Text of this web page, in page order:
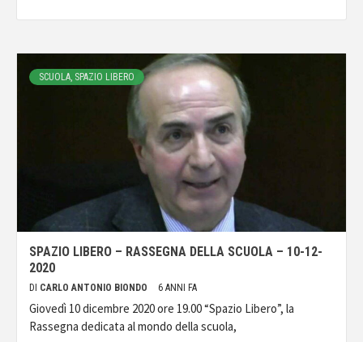
SCUOLA, SPAZIO LIBERO
SPAZIO LIBERO – RASSEGNA DELLA SCUOLA – 10-12-
2020
DI CARLO ANTONIO BIONDO 6 ANNI FA
Giovedì 10 dicembre 2020 ore 19.00 “Spazio Libero”, la
Rassegna dedicata al mondo della scuola,